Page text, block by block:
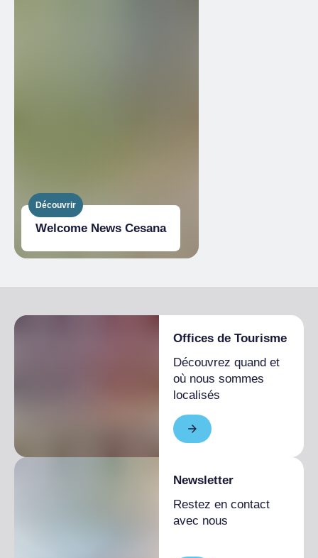
Découvrir
Welcome News Cesana
Offices de Tourisme
Découvrez quand et
où nous sommes
localisés
Newsletter
Restez en contact
avec nous